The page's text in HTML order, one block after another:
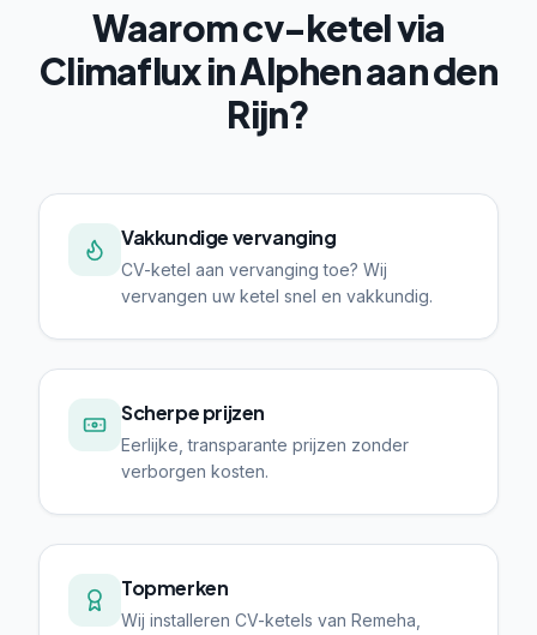
Waarom cv-ketel via
Climaflux in Alphen aan den
Rijn?
Vakkundige vervanging
CV-ketel aan vervanging toe? Wij
vervangen uw ketel snel en vakkundig.
Scherpe prijzen
Eerlijke, transparante prijzen zonder
verborgen kosten.
Topmerken
Wij installeren CV-ketels van Remeha,